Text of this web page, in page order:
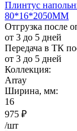
Плинтус
80*16*2050ММ
Отгрузка после
от 3 до 5 дней
Передача в ТК
от 3 до 5 дней
Коллекция:
Array
Ширина, мм:
16
975 ₽
/шт